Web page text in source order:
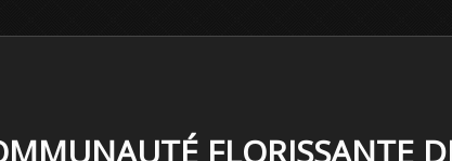
FLORISSANTE